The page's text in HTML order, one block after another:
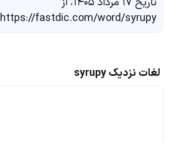
https://fastdic.com/word/syrupy
لغات نزدیک syrupy